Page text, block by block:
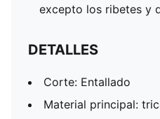
excepto los ribetes y
DETALLES
Corte: Entallado
Material principal: